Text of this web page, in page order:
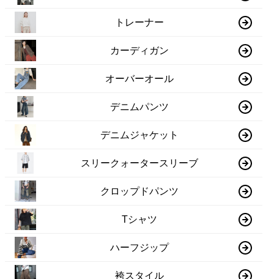
トレーナー
カーディガン
オーバーオール
デニムパンツ
デニムジャケット
スリークォータースリーブ
クロップドパンツ
Tシャツ
ハーフジップ
袴スタイル